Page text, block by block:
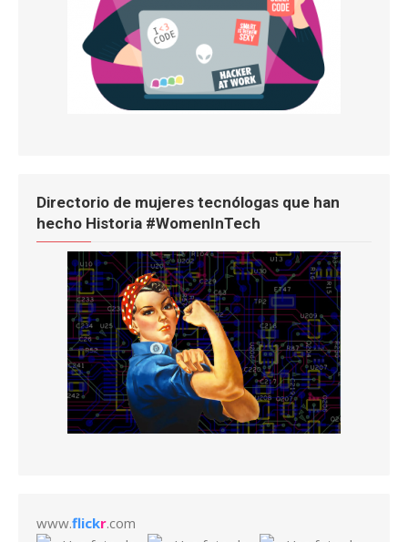
Directorio de mujeres tecnólogas que han
hecho Historia #WomenInTech
www.flickr.com